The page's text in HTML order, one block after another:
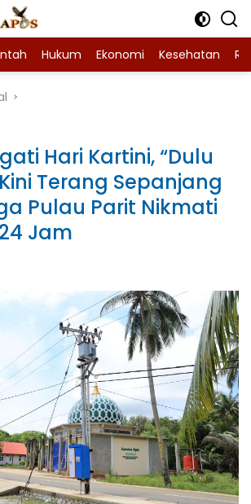
Hukum Ekonomi Kesehatan
Hari Kartini, “Dulu
Terang Sepanjang
Pulau Parit Nikmati
Jam